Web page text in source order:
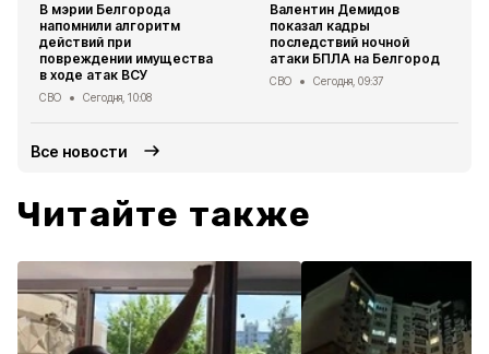
В мэрии Белгорода
напомнили алгоритм
действий при
повреждении имущества
в ходе атак ВСУ
СВО Сегодня, 10:08
Валентин Демидов
показал кадры
последствий ночной
атаки БПЛА на Белгород
СВО Сегодня, 09:37
Все новости
Читайте также